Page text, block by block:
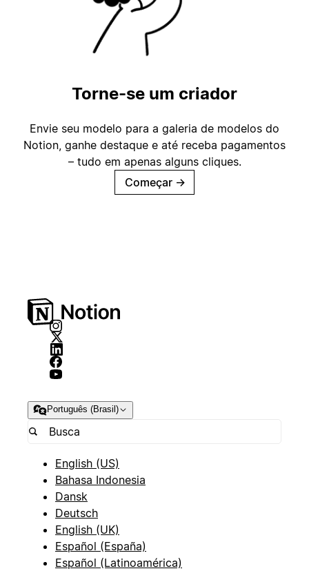
Torne-se um criador
Envie seu modelo para a galeria de modelos do
Notion, ganhe destaque e até receba pagamentos
– tudo em apenas alguns cliques.
Começar →
Português (Brasil)
English (US)
Bahasa Indonesia
Dansk
Deutsch
English (UK)
Español (España)
Español (Latinoamérica)